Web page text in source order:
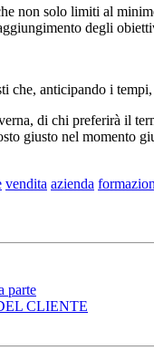
non solo limiti al
degli
che, anticipando i
di chi preferirà il
giusto nel
vendita azienda
parte
CLIENTE